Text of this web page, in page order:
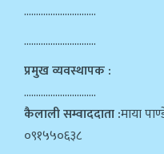
…………………………
…………………………
प्रमुख व्यवस्थापक :
…………………………
कैलाली सम्वाददाता :माया
०९१५५०६३८